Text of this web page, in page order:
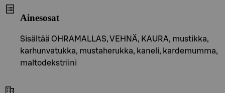
Ainesosat
Sisältää OHRAMALLAS, VEHNÄ, KAURA, mustikka,
karhunvatukka, mustaherukka, kaneli, kardemumma,
maltodekstriini